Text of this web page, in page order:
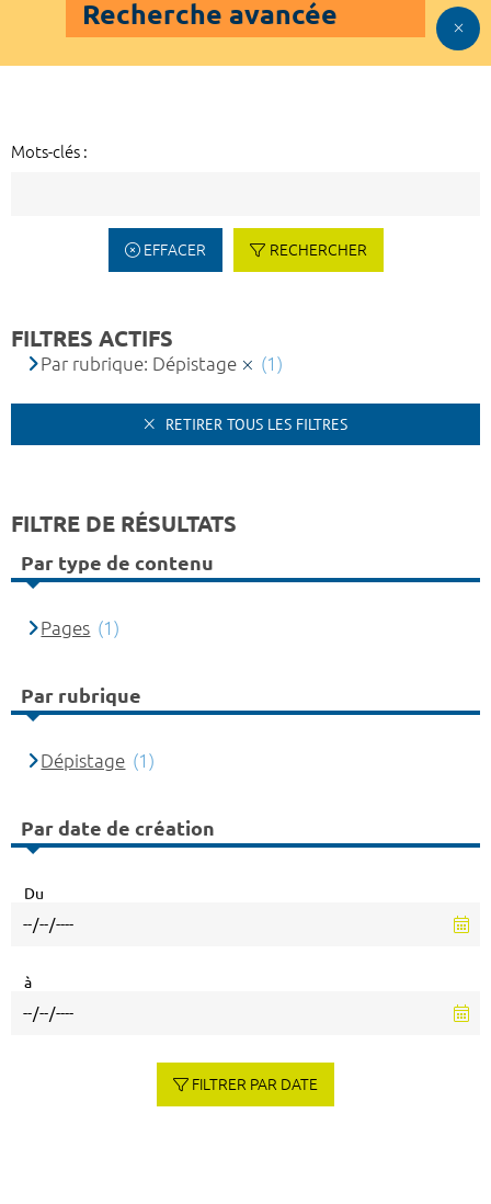
Recherche avancée
Mots-clés :
EFFACER RECHERCHER
FILTRES ACTIFS
Par rubrique: Dépistage (1)
RETIRER TOUS LES FILTRES
FILTRE DE RÉSULTATS
Par type de contenu
Pages (1)
Par rubrique
Dépistage (1)
Par date de création
Du
à
FILTRER PAR DATE